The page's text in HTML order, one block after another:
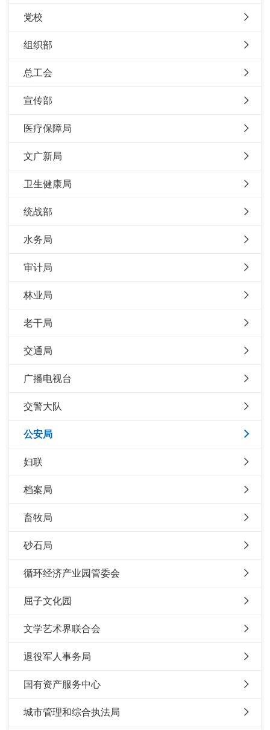
党校
组织部
总工会
宣传部
医疗保障局
文广新局
卫生健康局
统战部
水务局
审计局
林业局
老干局
交通局
广播电视台
交警大队
公安局
妇联
档案局
畜牧局
砂石局
循环经济产业园管委会
屈子文化园
文学艺术界联合会
退役军人事务局
国有资产服务中心
城市管理和综合执法局